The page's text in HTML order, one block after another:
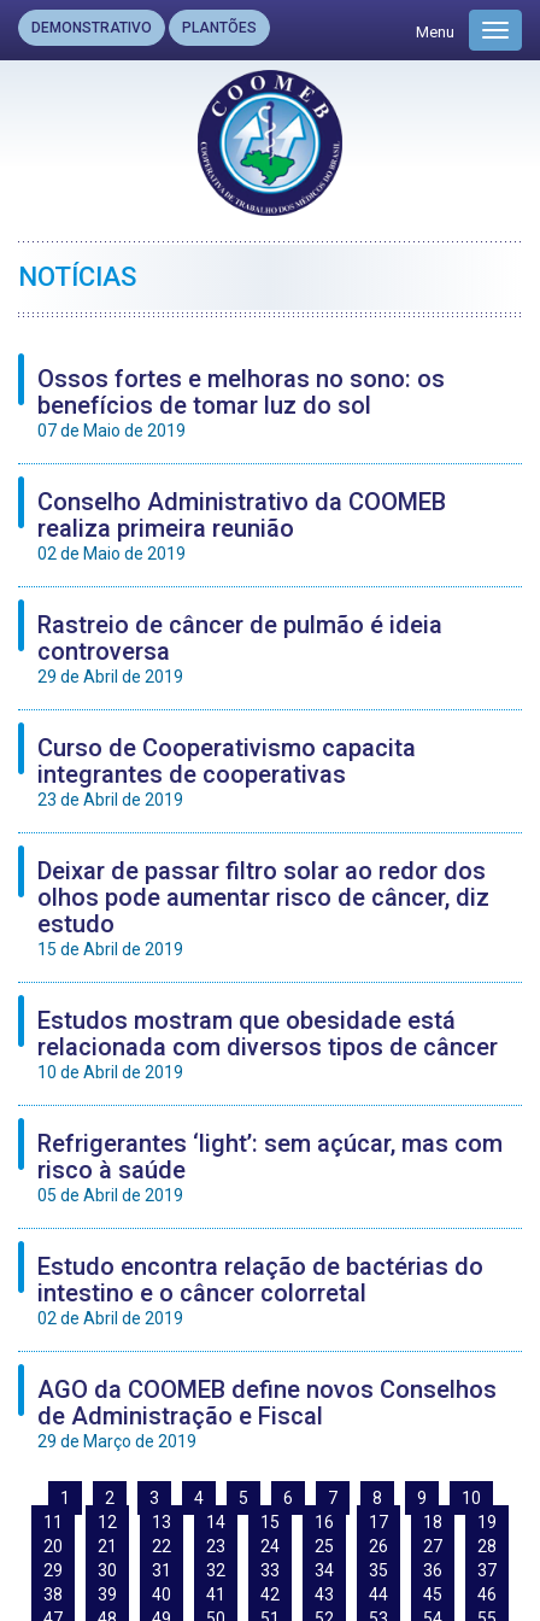
DEMONSTRATIVO PLANTÕES Menu
NOTÍCIAS
Ossos fortes e melhoras no sono: os
benefícios de tomar luz do sol
07 de Maio de 2019
Conselho Administrativo da COOMEB
realiza primeira reunião
02 de Maio de 2019
Rastreio de câncer de pulmão é ideia
controversa
29 de Abril de 2019
Curso de Cooperativismo capacita
integrantes de cooperativas
23 de Abril de 2019
Deixar de passar filtro solar ao redor dos
olhos pode aumentar risco de câncer, diz
estudo
15 de Abril de 2019
Estudos mostram que obesidade está
relacionada com diversos tipos de câncer
10 de Abril de 2019
Refrigerantes ‘light’: sem açúcar, mas com
risco à saúde
05 de Abril de 2019
Estudo encontra relação de bactérias do
intestino e o câncer colorretal
02 de Abril de 2019
AGO da COOMEB define novos Conselhos
de Administração e Fiscal
29 de Março de 2019
1 2 3 4 5 6 7 8 9
10
11
12 13 14 15 16 17 18
19
20
21 22 23 24 25 26 27
28
29
30 31 32 33 34 35 36
37
38
39 40 41 42 43 44 45
46